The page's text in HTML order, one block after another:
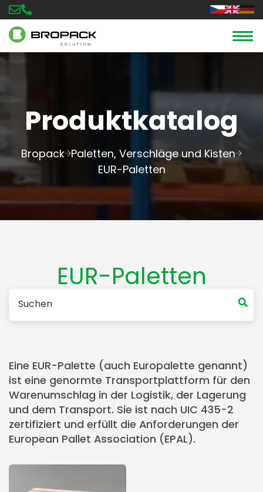
Produktkatalog
Bropack Paletten, Verschläge und Kisten
EUR-Paletten
EUR-Paletten
Eine EUR-Palette (auch Europalette genannt)
ist eine genormte Transportplattform für den
Warenumschlag in der Logistik, der Lagerung
und dem Transport. Sie ist nach UIC 435-2
zertifiziert und erfüllt die Anforderungen der
European Pallet Association (EPAL).